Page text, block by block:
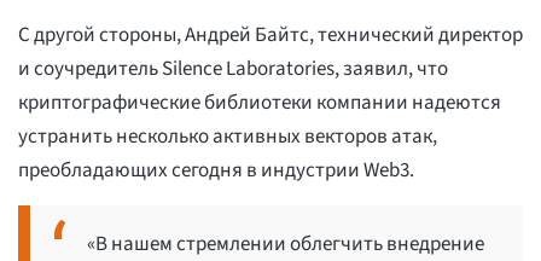
С другой стороны, Андрей Байтс, технический директор
и соучредитель Silence Laboratories, заявил, что
криптографические библиотеки компании надеются
устранить несколько активных векторов атак,
преобладающих сегодня в индустрии Web3.
«В нашем стремлении облегчить внедрение